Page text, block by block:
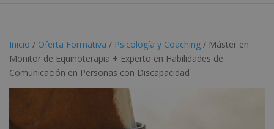
Inicio / Oferta Formativa / Psicología y Coaching / Máster en
Monitor de Equinoterapia + Experto en Habilidades de
Comunicación en Personas con Discapacidad